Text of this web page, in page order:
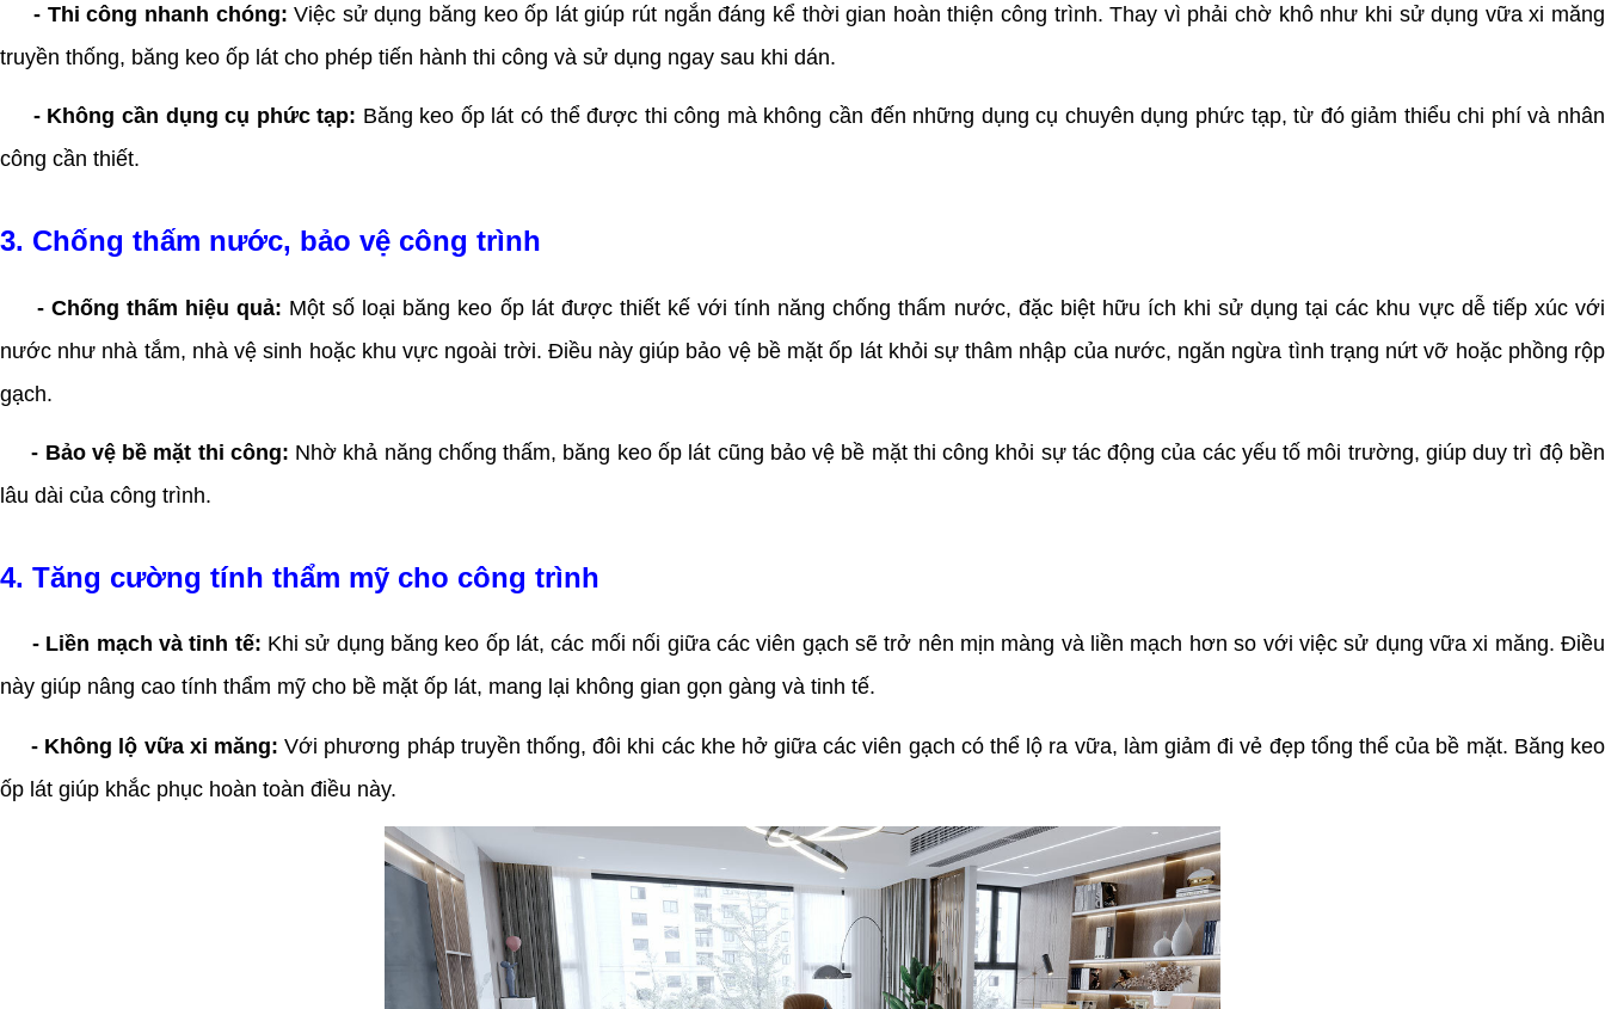
- Thi công nhanh chóng:Việc sử dụng băng keo ốp lát giúp rút ngắn đáng kể thời gian hoàn thiện công trình. Thay vì phải chờ khô như khi sử dụng vữa xi măng
truyền thống, băng keo ốp lát cho phép tiến hành thi công và sử dụng ngay sau khi dán.
- Không cần dụng cụ phức tạp: Băng keo ốp lát có thể được thi công mà không cần đến những dụng cụ chuyên dụng phức tạp, từ đó giảm thiểu chi phí và nhân
công cần thiết.
3. Chống thấm nước, bảo vệ công trình
- Chống thấm hiệu quả: Một số loại băng keo ốp lát được thiết kế với tính năng chống thấm nước, đặc biệt hữu ích khi sử dụng tại các khu vực dễ tiếp xúc với
nước như nhà tắm, nhà vệ sinh hoặc khu vực ngoài trời. Điều này giúp bảo vệ bề mặt ốp lát khỏi sự thâm nhập của nước, ngăn ngừa tình trạng nứt vỡ hoặc phồng rộp
gạch.
- Bảo vệ bề mặt thi công: Nhờ khả năng chống thấm, băng keo ốp lát cũng bảo vệ bề mặt thi công khỏi sự tác động của các yếu tố môi trường, giúp duy trì độ bền
lâu dài của công trình.
4. Tăng cường tính thẩm mỹ cho công trình
- Liền mạch và tinh tế: Khi sử dụng băng keo ốp lát, các mối nối giữa các viên gạch sẽ trở nên mịn màng và liền mạch hơn so với việc sử dụng vữa xi măng. Điều
này giúp nâng cao tính thẩm mỹ cho bề mặt ốp lát, mang lại không gian gọn gàng và tinh tế.
- Không lộ vữa xi măng:Với phương pháp truyền thống, đôi khi các khe hở giữa các viên gạch có thể lộ ra vữa, làm giảm đi vẻ đẹp tổng thể của bề mặt. Băng keo
ốp lát giúp khắc phục hoàn toàn điều này.